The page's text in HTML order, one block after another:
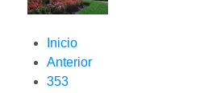
Inicio
Anterior
353